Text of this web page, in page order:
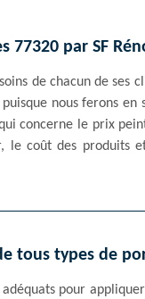
77320 par SF
de chacun de ses
nous ferons
concerne le prix
coût des produits
tous types de
pour